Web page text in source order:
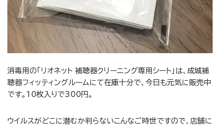
消毒用の「リオネット 補聴器クリーニング専用シート」は、成城補
聴器フィッティングルームにて在庫十分で、今日も元気に販売中
です。10枚入りで300円。
ウイルスがどこに潜むか判らないこんなご時世ですので、店舗に